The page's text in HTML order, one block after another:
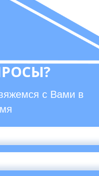
с Вами в